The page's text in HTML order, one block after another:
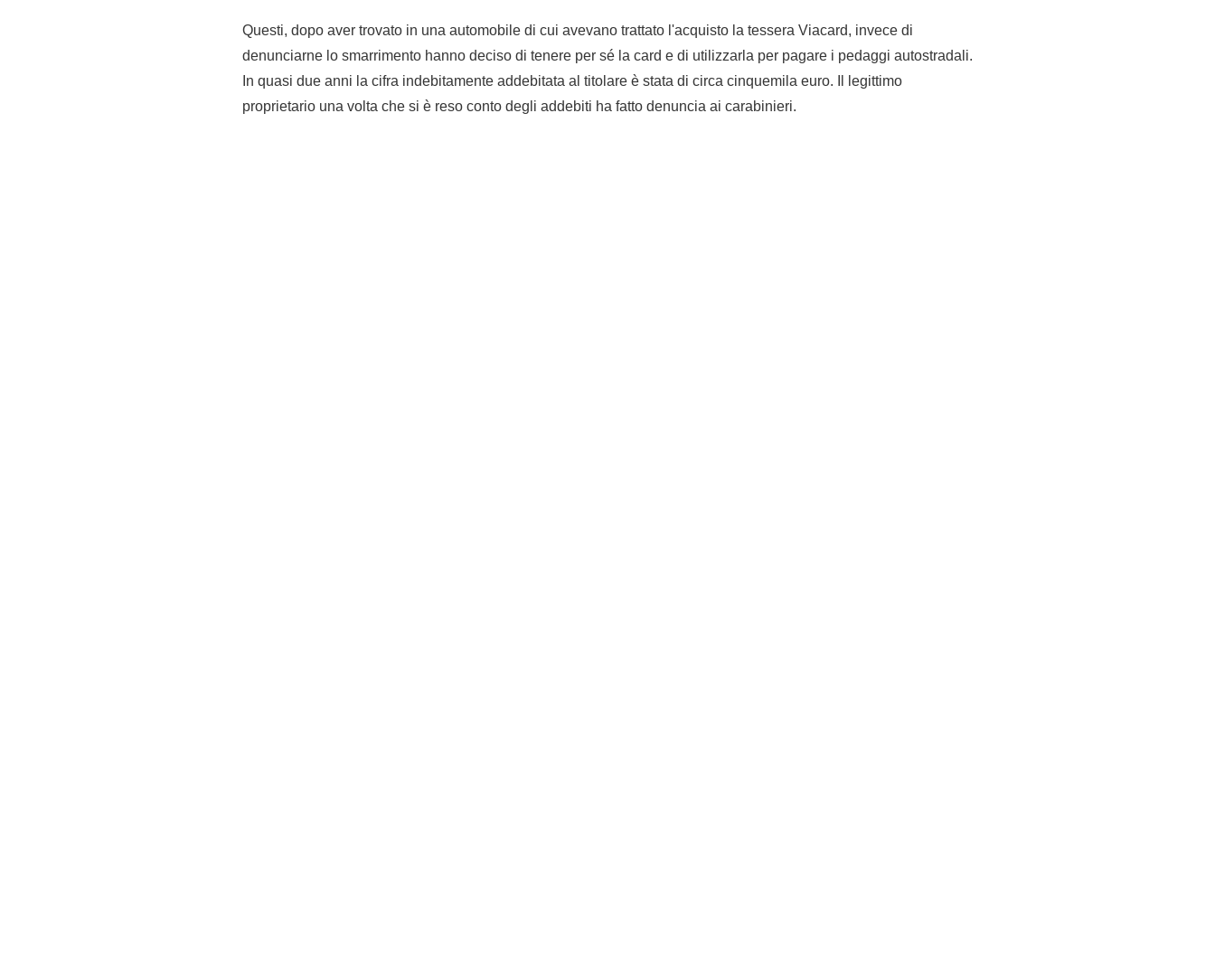
Questi, dopo aver trovato in una automobile di cui avevano trattato l'acquisto la tessera Viacard, invece di
denunciarne lo smarrimento hanno deciso di tenere per sé la card e di utilizzarla per pagare i pedaggi autostradali.
In quasi due anni la cifra indebitamente addebitata al titolare è stata di circa cinquemila euro. Il legittimo
proprietario una volta che si è reso conto degli addebiti ha fatto denuncia ai carabinieri.